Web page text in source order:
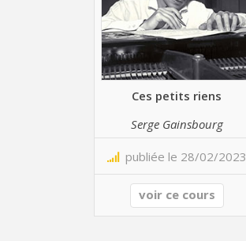
Ces petits riens
Serge Gainsbourg
publiée le 28/02/2023
voir ce cours